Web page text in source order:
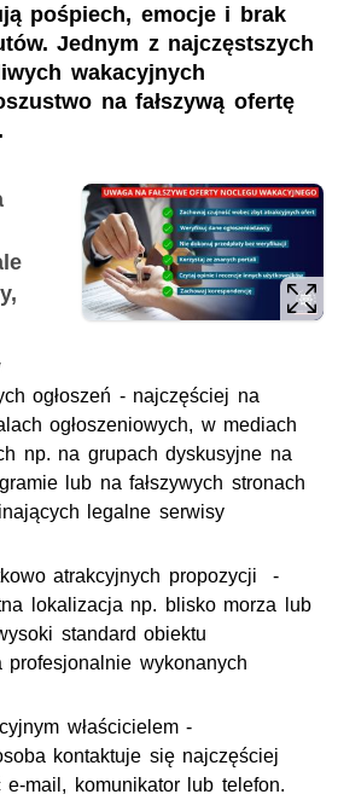
pośpiech, emocje i brak
Jednym z najczęstszych
wakacyjnych
na fałszywą ofertę
ogłoszeń - najczęściej na
ogłoszeniowych, w mediach
np. na grupach dyskusyjne na
lub na fałszywych stronach
legalne serwisy
atrakcyjnych propozycji -
lokalizacja np. blisko morza lub
standard obiektu
profesjonalnie wykonanych
właścicielem -
kontaktuje się najczęściej
e-mail, komunikator lub telefon.